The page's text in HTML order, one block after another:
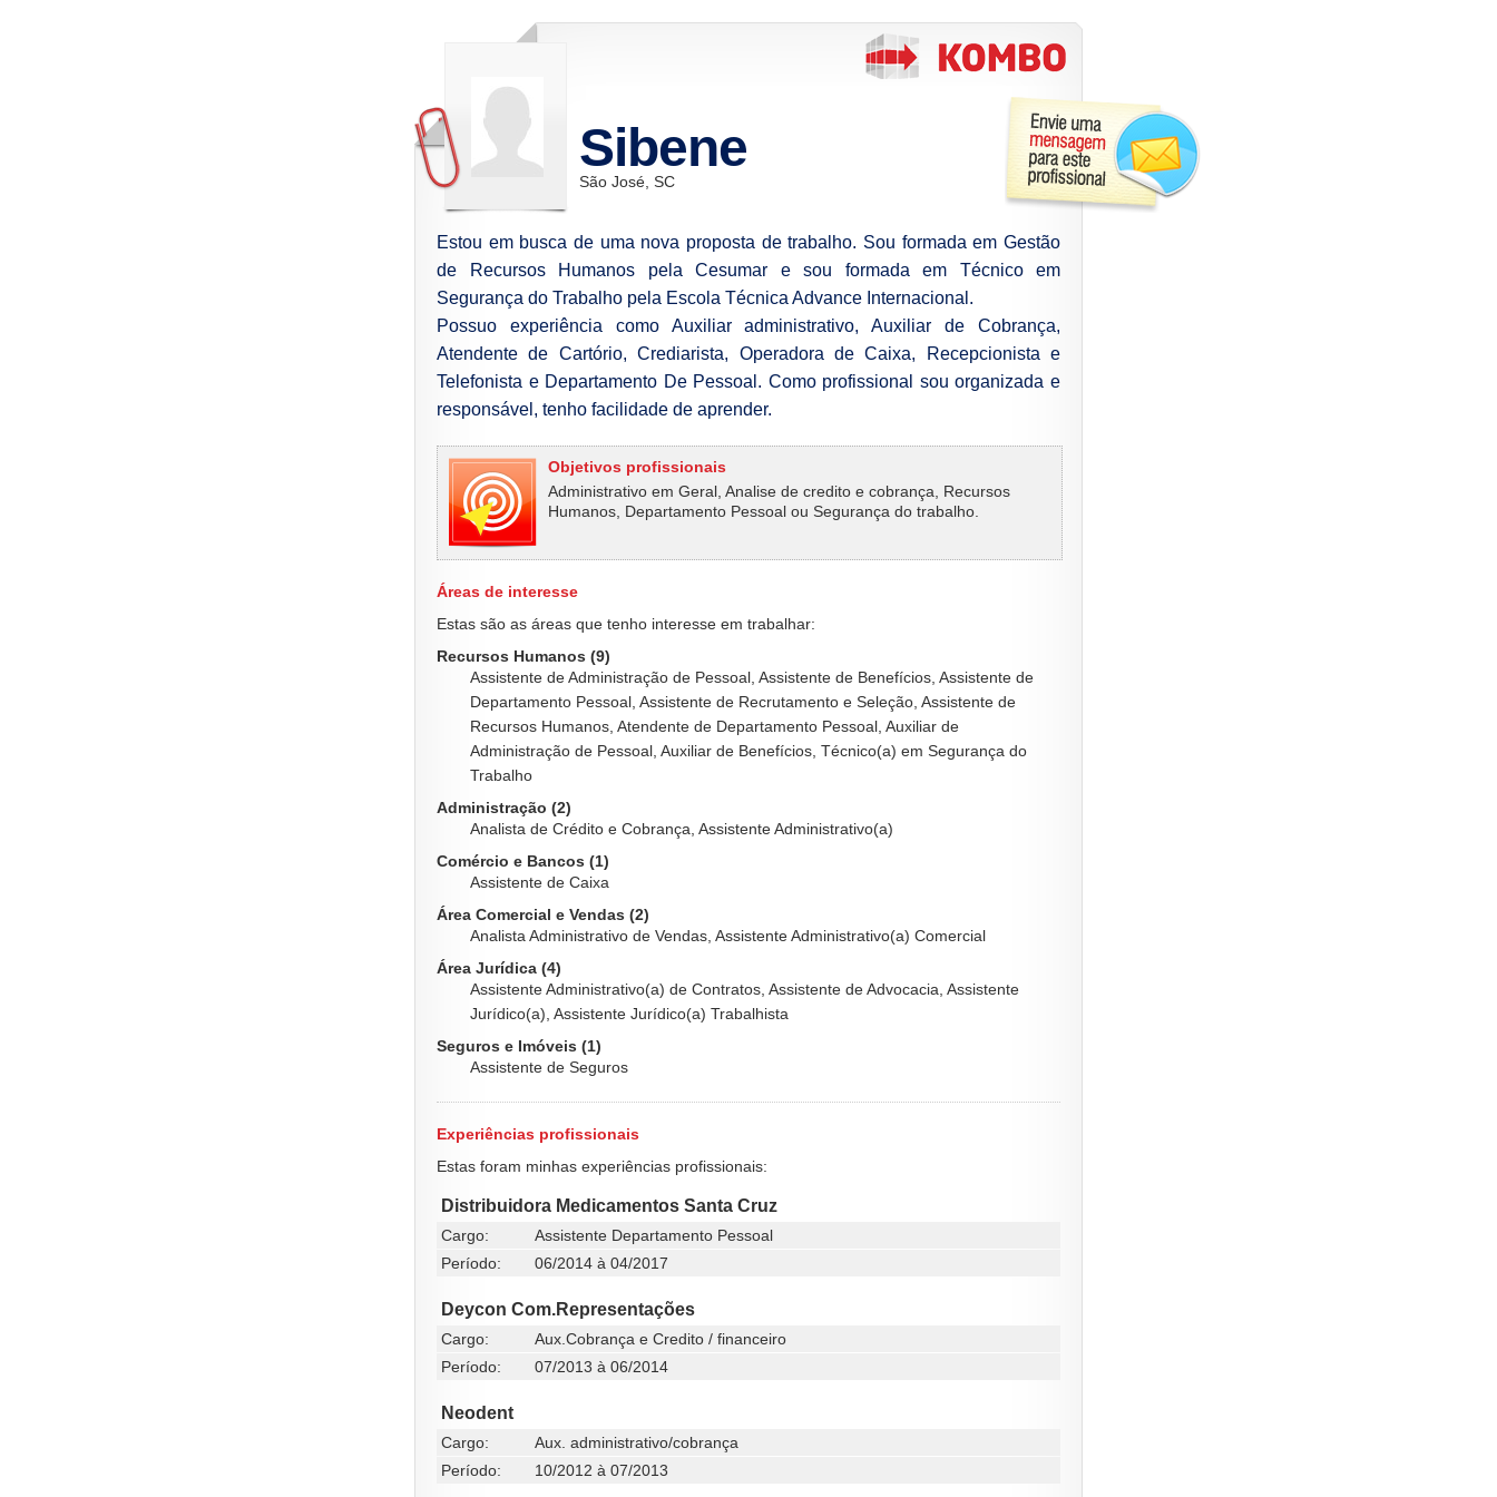
Sibene
São José, SC
Estou em busca de uma nova proposta de trabalho. Sou formada em Gestão
de Recursos Humanos pela Cesumar e sou formada em Técnico em
Segurança do Trabalho pela Escola Técnica Advance Internacional.
Possuo experiência como Auxiliar administrativo, Auxiliar de Cobrança,
Atendente de Cartório, Crediarista, Operadora de Caixa, Recepcionista e
Telefonista e Departamento De Pessoal. Como profissional sou organizada e
responsável, tenho facilidade de aprender.
Objetivos profissionais
Administrativo em Geral, Analise de credito e cobrança, Recursos
Humanos, Departamento Pessoal ou Segurança do trabalho.
Áreas de interesse
Estas são as áreas que tenho interesse em trabalhar:
Recursos Humanos (9)
Assistente de Administração de Pessoal, Assistente de Benefícios, Assistente de
Departamento Pessoal, Assistente de Recrutamento e Seleção, Assistente de
Recursos Humanos, Atendente de Departamento Pessoal, Auxiliar de
Administração de Pessoal, Auxiliar de Benefícios, Técnico(a) em Segurança do
Trabalho
Administração (2)
Analista de Crédito e Cobrança, Assistente Administrativo(a)
Comércio e Bancos (1)
Assistente de Caixa
Área Comercial e Vendas (2)
Analista Administrativo de Vendas, Assistente Administrativo(a) Comercial
Área Jurídica (4)
Assistente Administrativo(a) de Contratos, Assistente de Advocacia, Assistente
Jurídico(a), Assistente Jurídico(a) Trabalhista
Seguros e Imóveis (1)
Assistente de Seguros
Experiências profissionais
Estas foram minhas experiências profissionais:
Distribuidora Medicamentos Santa Cruz
Cargo:
Assistente Departamento Pessoal
Período:
06/2014 à 04/2017
Deycon Com.Representações
Cargo:
Aux.Cobrança e Credito / financeiro
Período:
07/2013 à 06/2014
Neodent
Cargo:
Aux. administrativo/cobrança
Período:
10/2012 à 07/2013